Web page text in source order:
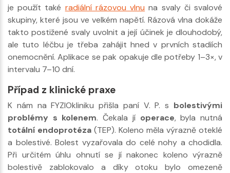
je použít také radiální rázovou vlnu na svaly či svalové
skupiny, které jsou ve velkém napětí. Rázová vlna dokáže
takto postižené svaly uvolnit a její účinek je dlouhodobý,
ale tuto léčbu je třeba zahájit hned v prvních stadiích
onemocnění. Aplikace se pak opakuje dle potřeby 1–3×, v
intervalu 7–10 dní.
Případ z klinické praxe
K nám na FYZIOkliniku přišla paní V. P. s bolestivými
problémy s kolenem. Čekala jí operace, byla nutná
totální endoprotéza (TEP). Koleno měla výrazně oteklé
a bolestivé. Bolest vyzařovala do celé nohy a chodidla.
Při určitém úhlu ohnutí se jí nakonec koleno výrazně
bolestivě zablokovalo a díky otoku bylo omezeně